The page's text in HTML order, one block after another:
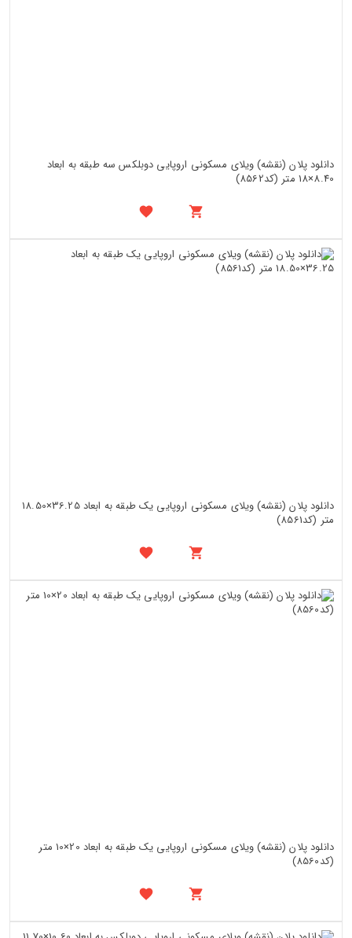
دانلود پلان (نقشه) ویلای مسکونی اروپایی دوبلکس سه طبقه به ابعاد
8.40×18 متر (کد8562)
دانلود پلان (نقشه) ویلای مسکونی اروپایی یک طبقه به ابعاد 36.25×18.50
متر (کد8561)
دانلود پلان (نقشه) ویلای مسکونی اروپایی یک طبقه به ابعاد 20×10 متر
(کد8560)